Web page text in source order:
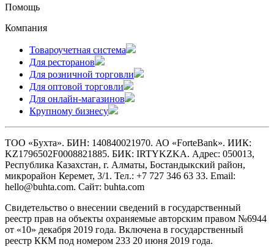
Помощь
Компания
Товароучетная система
Для ресторанов
Для розничной торговли
Для оптовой торговли
Для онлайн-магазинов
Крупному бизнесу
ТОО «Бухта». БИН: 140840021970. АО «ForteBank». ИИК:
KZ1796502F0008821885. БИК: IRTYKZKA. Адрес: 050013,
Республика Казахстан, г. Алматы, Бостандыкский район,
микрорайон Керемет, 3/1. Тел.: +7 727 346 63 33. Email:
hello@buhta.com. Сайт: buhta.com
Свидетельство о внесении сведений в государственный
реестр прав на объекты охраняемые авторским правом №6944
от «10» декабря 2019 года. Включена в государственный
реестр ККМ под номером 233 20 июня 2019 года.